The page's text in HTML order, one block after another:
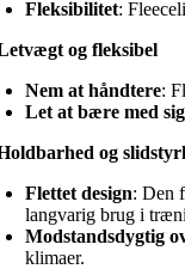
Fleksibilitet:
og fleksibel
Nem at håndtere:
Let at bære med sig
og
Flettet design: Den
langvarig brug i
Modstandsdygtig
klimaer.